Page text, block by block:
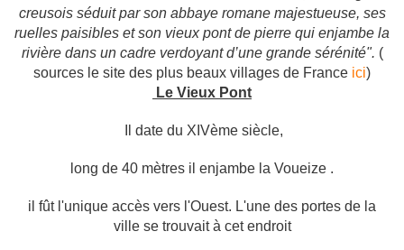
creusois séduit par son abbaye romane majestueuse, ses
ruelles paisibles et son vieux pont de pierre qui enjambe la
rivière dans un cadre verdoyant d’une grande sérénité". (
sources le site des plus beaux villages de France ici)
Le Vieux Pont
Il date du XIVème siècle,
long de 40 mètres il enjambe la Voueize .
il fût l'unique accès vers l'Ouest. L'une des portes de la
ville se trouvait à cet endroit